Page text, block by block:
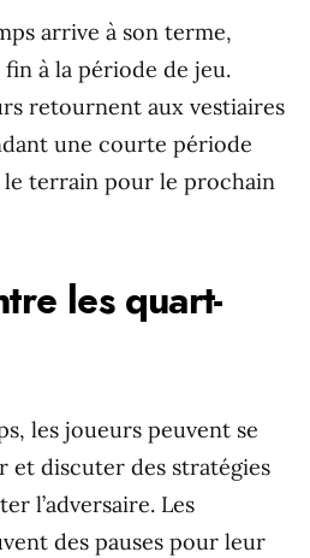
arrive à son terme,
à la période de jeu.
retournent aux vestiaires
une courte période
terrain pour le prochain
les quart-
les joueurs peuvent se
et discuter des stratégies
l’adversaire. Les
des pauses pour leur